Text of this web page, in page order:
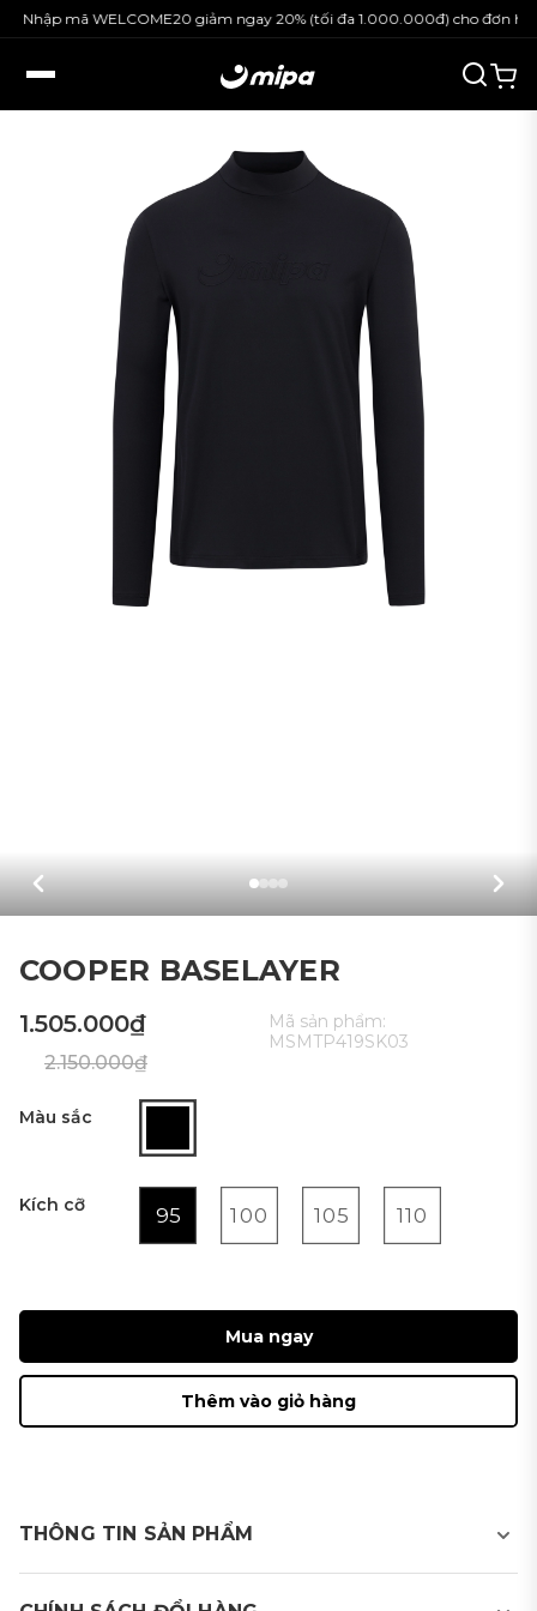
Nhập mã WELCOME20 giảm ngay 20% (tối đa 1.000.000đ) cho đơn
COOPER BASELAYER
1.505.000₫
2.150.000₫
Mã sản phẩm:
MSMTP419SK03
Màu sắc
Kích cỡ 95 100 105 110
Mua ngay
Thêm vào giỏ hàng
THÔNG TIN SẢN PHẨM